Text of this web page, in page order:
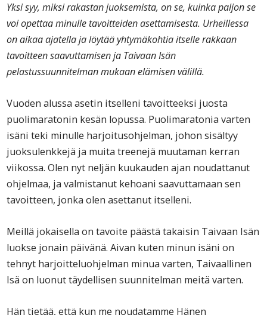
Yksi syy, miksi rakastan juoksemista, on se, kuinka paljon se
voi opettaa minulle tavoitteiden asettamisesta. Urheillessa
on aikaa ajatella ja löytää yhtymäkohtia itselle rakkaan
tavoitteen saavuttamisen ja Taivaan Isän
pelastussuunnitelman mukaan elämisen välillä.
Vuoden alussa asetin itselleni tavoitteeksi juosta
puolimaratonin kesän lopussa. Puolimaratonia varten
isäni teki minulle harjoitusohjelman, johon sisältyy
juoksulenkkejä ja muita treenejä muutaman kerran
viikossa. Olen nyt neljän kuukauden ajan noudattanut
ohjelmaa, ja valmistanut kehoani saavuttamaan sen
tavoitteen, jonka olen asettanut itselleni.
Meillä jokaisella on tavoite päästä takaisin Taivaan Isän
luokse jonain päivänä. Aivan kuten minun isäni on
tehnyt harjoitteluohjelman minua varten, Taivaallinen
Isä on luonut täydellisen suunnitelman meitä varten.
Hän tietää, että kun me noudatamme Hänen